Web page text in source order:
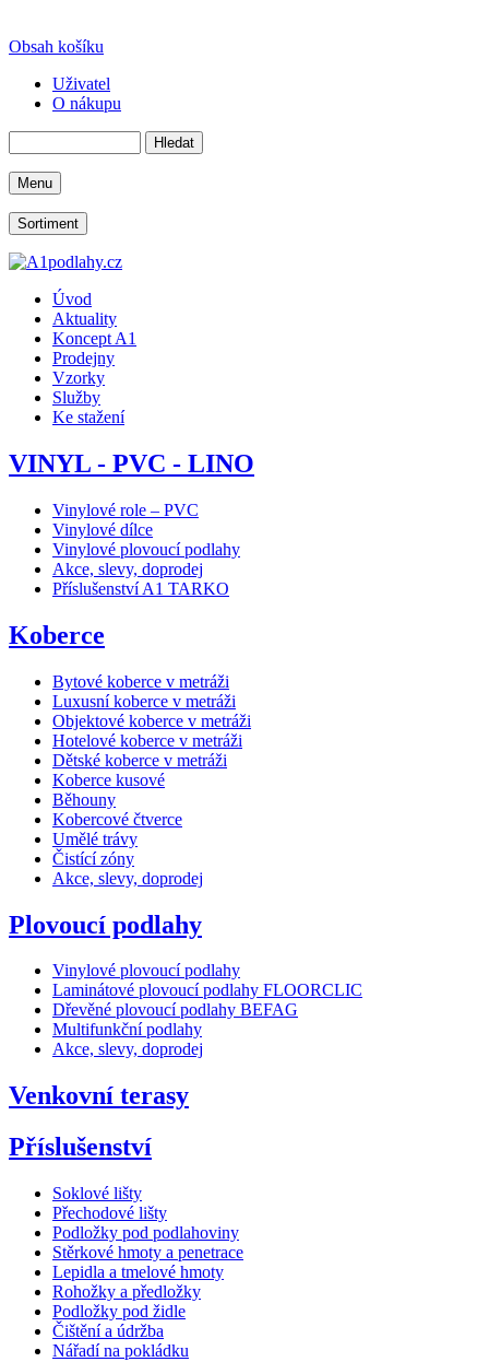
Obsah košíku
Uživatel
O nákupu
Menu
Sortiment
Úvod
Aktuality
Koncept A1
Prodejny
Vzorky
Služby
Ke stažení
VINYL - PVC - LINO
Vinylové role – PVC
Vinylové dílce
Vinylové plovoucí podlahy
Akce, slevy, doprodej
Příslušenství A1 TARKO
Koberce
Bytové koberce v metráži
Luxusní koberce v metráži
Objektové koberce v metráži
Hotelové koberce v metráži
Dětské koberce v metráži
Koberce kusové
Běhouny
Kobercové čtverce
Umělé trávy
Čistící zóny
Akce, slevy, doprodej
Plovoucí podlahy
Vinylové plovoucí podlahy
Laminátové plovoucí podlahy FLOORCLIC
Dřevěné plovoucí podlahy BEFAG
Multifunkční podlahy
Akce, slevy, doprodej
Venkovní terasy
Příslušenství
Soklové lišty
Přechodové lišty
Podložky pod podlahoviny
Stěrkové hmoty a penetrace
Lepidla a tmelové hmoty
Rohožky a předložky
Podložky pod židle
Čištění a údržba
Nářadí na pokládku